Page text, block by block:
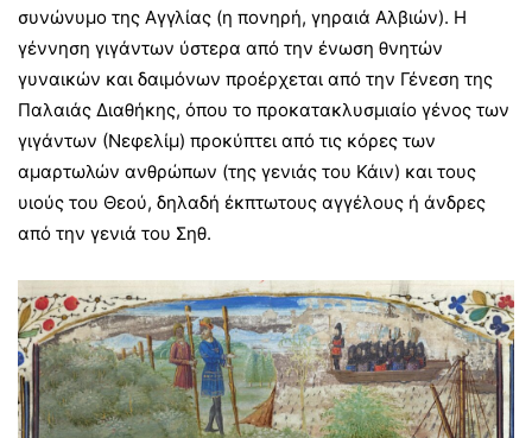
συνώνυμο της Αγγλίας (η πονηρή, γηραιά Αλβιών). Η
γέννηση γιγάντων ύστερα από την ένωση θνητών
γυναικών και δαιμόνων προέρχεται από την Γένεση της
Παλαιάς Διαθήκης, όπου το προκατακλυσμιαίο γένος των
γιγάντων (Νεφελίμ) προκύπτει από τις κόρες των
αμαρτωλών ανθρώπων (της γενιάς του Κάιν) και τους
υιούς του Θεού, δηλαδή έκπτωτους αγγέλους ή άνδρες
από την γενιά του Σηθ.